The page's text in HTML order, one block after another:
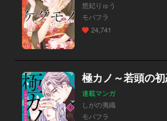
悠妃りゅう
モバフラ
24,741
極カノ～若頭の
連載マンガ
しがの夷織
モバフラ